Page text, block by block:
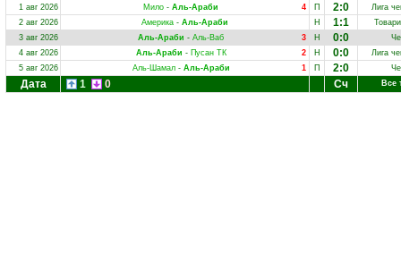
1 авг 2026
4
Мило - Аль-Араби П 2:0
Лига
2 авг 2026
Америка - Аль-Араби Н 1:1
3 авг 2026
3
Аль-Араби - Аль-Ваб Н 0:0
4 авг 2026
2
Аль-Араби - Пусан ТК Н 0:0
Лига
5 авг 2026
1
Аль-Шамал- Аль-Араби П 2:0
Дата 1 0 Сч Все